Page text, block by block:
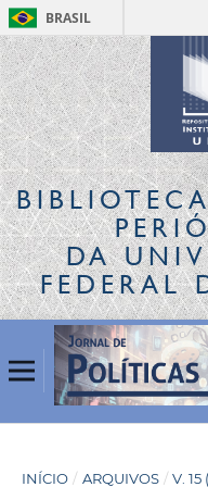
BRASIL
DA
FEDERAL
INÍCIO / ARQUIVOS / V. 15